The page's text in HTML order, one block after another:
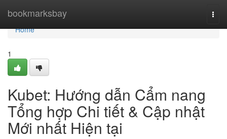
bookmarksbay
Home
Home
1
Kubet: Hướng dẫn Cẩm nang
Tổng hợp Chi tiết & Cập nhật
Mới nhất Hiện tại